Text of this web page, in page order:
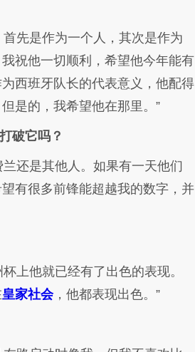
先是作为一个人，其次是作为
祝他一切顺利，希望他今年能有
西班牙队长的代表意义，他配得
是的，我希望他在那里。”
破它吗？
还是其他人。如果有一天他们
有很多前锋能超越我的数字，并
上他就已经有了出色的表现。
皇家社会，他都表现出色。”